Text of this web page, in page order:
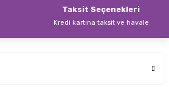
Taksit Seçenekleri
Kredi kartına taksit ve havale